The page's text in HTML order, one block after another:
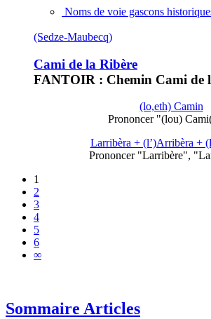
Noms de voie gascons
(Sedze-Maubecq)
Cami de la Ribère
FANTOIR : Chemin Cami de
(lo,eth) Camin
Prononcer "(lou)
Larribèra + (l’)Arribèra +
Prononcer "Larribère",
1
2
3
4
5
6
∞
Sommaire Articles